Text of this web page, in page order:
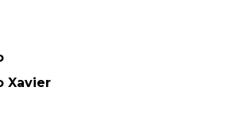
Xavier